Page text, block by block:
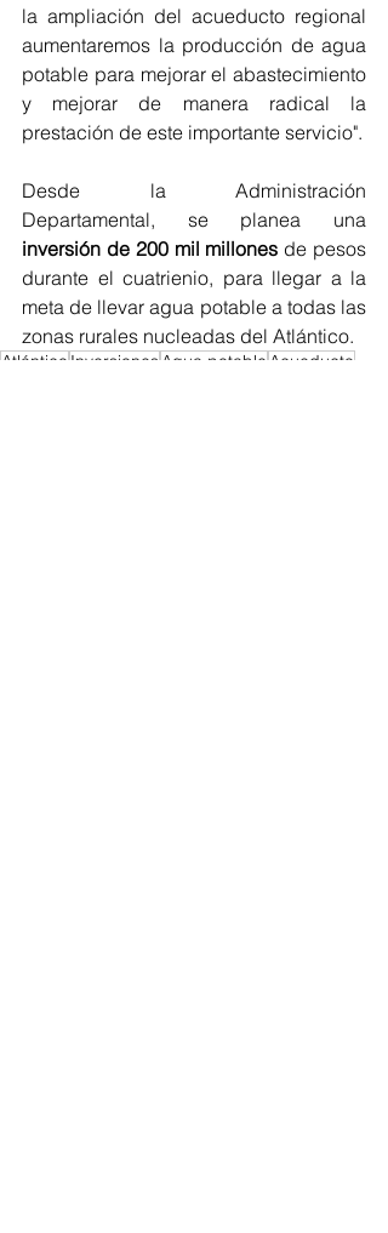
la ampliación del acueducto regional
aumentaremos la producción de agua
potable para mejorar el abastecimiento
y mejorar de manera radical la
prestación de este importante servicio".
Desde la Administración
inversión de 200 mil millones de pesos
durante el cuatrienio, para llegar a la
meta de llevar agua potable a todas las
zonas rurales nucleadas del Atlántico.
Atlántico Inversiones Agua potable Acueducto